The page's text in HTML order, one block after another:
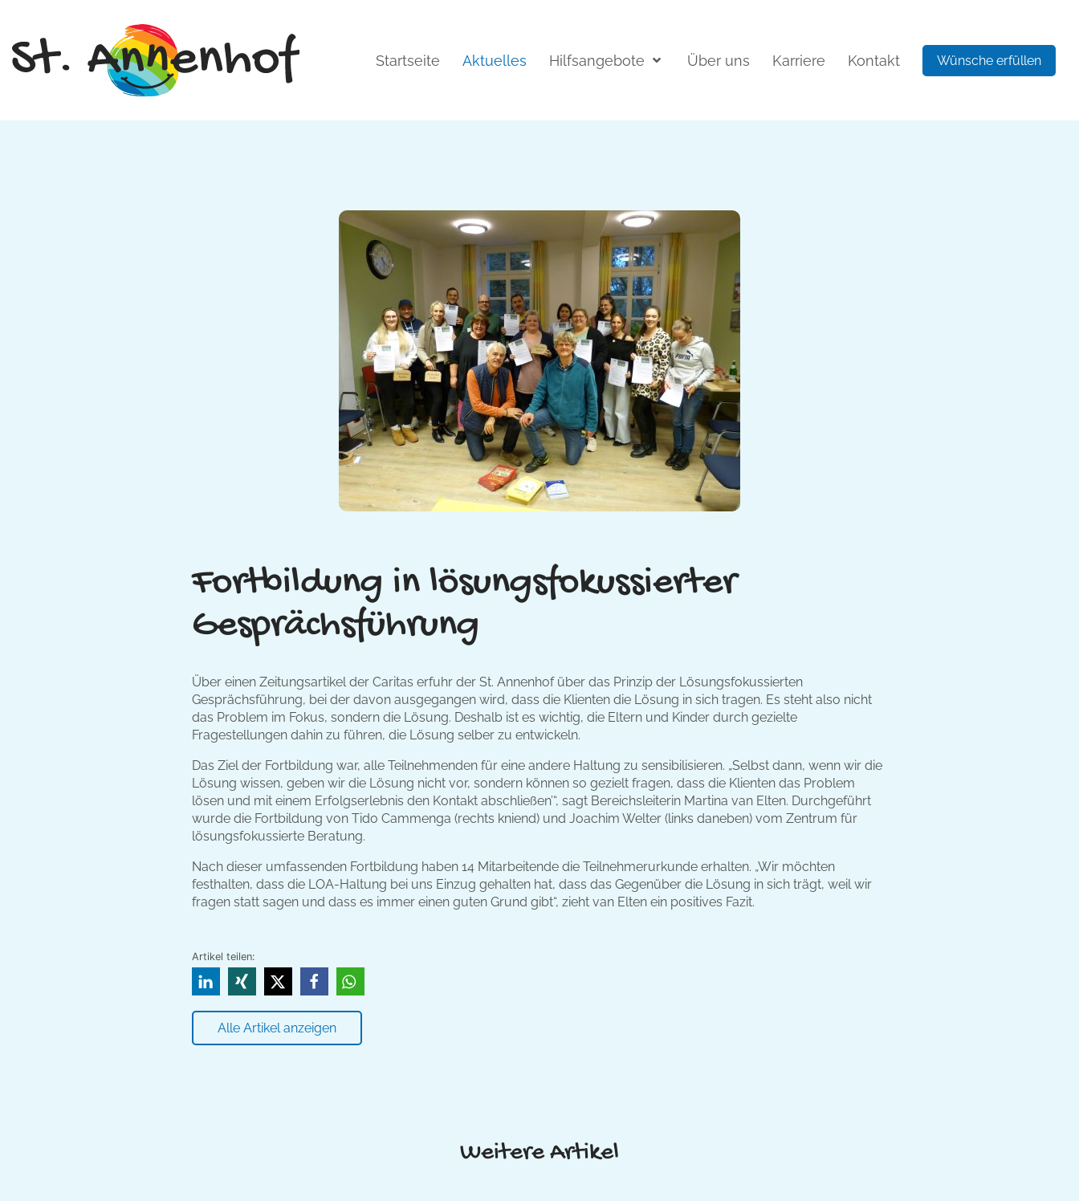
Startseite Aktuelles Hilfsangebote Über uns Karriere Kontakt Wünsche erfüllen
Fortbildung in lösungsfokussierter
Gesprächsführung
Über einen Zeitungsartikel der Caritas erfuhr der St. Annenhof über das Prinzip der Lösungsfokussierten
Gesprächsführung, bei der davon ausgegangen wird, dass die Klienten die Lösung in sich tragen. Es steht also nicht
das Problem im Fokus, sondern die Lösung. Deshalb ist es wichtig, die Eltern und Kinder durch gezielte
Fragestellungen dahin zu führen, die Lösung selber zu entwickeln.
Das Ziel der Fortbildung war, alle Teilnehmenden für eine andere Haltung zu sensibilisieren. „Selbst dann, wenn wir die
Lösung wissen, geben wir die Lösung nicht vor, sondern können so gezielt fragen, dass die Klienten das Problem
lösen und mit einem Erfolgserlebnis den Kontakt abschließen’“, sagt Bereichsleiterin Martina van Elten. Durchgeführt
wurde die Fortbildung von Tido Cammenga (rechts kniend) und Joachim Welter (links daneben) vom Zentrum für
lösungsfokussierte Beratung.
Nach dieser umfassenden Fortbildung haben 14 Mitarbeitende die Teilnehmerurkunde erhalten. „Wir möchten
festhalten, dass die LOA-Haltung bei uns Einzug gehalten hat, dass das Gegenüber die Lösung in sich trägt, weil wir
fragen statt sagen und dass es immer einen guten Grund gibt“, zieht van Elten ein positives Fazit.
Artikel teilen:
Alle Artikel anzeigen
Weitere Artikel